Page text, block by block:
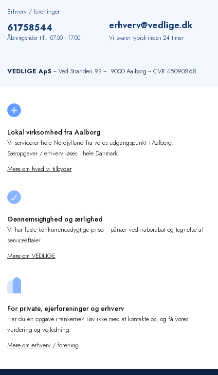
Erhverv / foreninger
61758544
Åbningstider tlf.: 07.00 - 17.00
erhverv@vedlige.dk
Vi svarer typisk inden 24 timer
VEDLIGE ApS -- Ved Stranden 9B -- 9000 Aalborg -- CVR 45090868
Lokal virksomhed fra Aalborg
Vi servicerer hele Nordjylland fra vores udgangspunkt i Aalborg.
Særopgaver / erhverv løses i hele Danmark.
Mere om hvad vi tilbyder
Gennemsigtighed og ærlighed
Vi har faste konkurrencedygtige priser - pånær ved naborabat og tegnelse af
serviceaftaler
Mere om VEDLIGE
For private, ejerforeninger og erhverv
Har du en opgave i tankerne? Tøv ikke med at kontakte os, og få vores
vurdering og vejledning.
Mere om erhverv / forening